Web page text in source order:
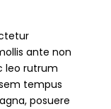
ante non
leo rutrum
tempus
posuere